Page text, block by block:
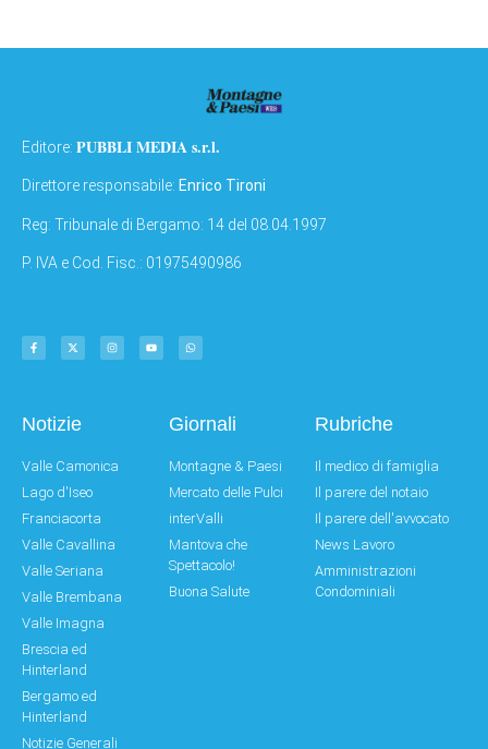
Editore: PUBBLI MEDIA s.r.l.
Direttore responsabile: Enrico Tironi
Reg: Tribunale di Bergamo: 14 del 08.04.1997
P. IVA e Cod. Fisc.: 01975490986
Notizie
Valle Camonica
Lago d'Iseo
Franciacorta
Valle Cavallina
Valle Seriana
Valle Brembana
Valle Imagna
Brescia ed
Hinterland
Bergamo ed
Hinterland
Notizie Generali
Giornali
Montagne & Paesi
Mercato delle Pulci
interValli
Mantova che
Spettacolo!
Buona Salute
Rubriche
Il medico di famiglia
Il parere del notaio
Il parere dell'avvocato
News Lavoro
Amministrazioni
Condominiali